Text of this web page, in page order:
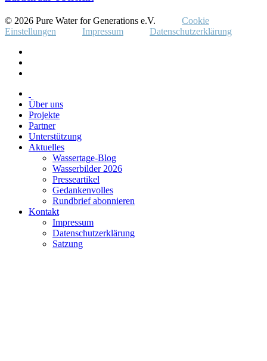
© 2026 Pure Water for Generations e.V.
Cookie
Einstellungen
Impressum Datenschutzerklärung
Über uns
Projekte
Partner
Unterstützung
Aktuelles
Wassertage-Blog
Wasserbilder 2026
Presseartikel
Gedankenvolles
Rundbrief abonnieren
Kontakt
Impressum
Datenschutzerklärung
Satzung